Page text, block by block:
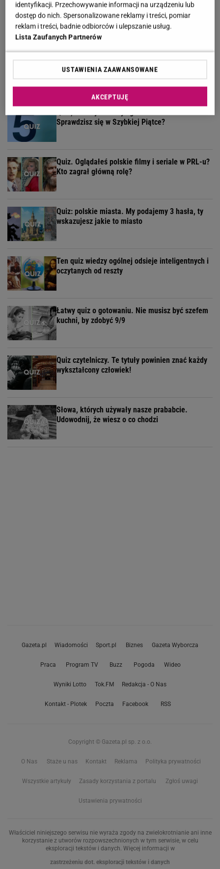
Usunęliśmy jedno słowo z tytułów polskich
filmów. Rozwiążesz bezbłędnie?
Quiz ortograficzny sprawdzi, czy umiesz pisać po
polsku. H czy CH?
Sprawdzisz się w Szybkiej Piątce?
Quiz. Oglądałeś polskie filmy i seriale w PRL-u?
Kto zagrał główną rolę?
Quiz: polskie miasta. My podajemy 3 hasła, ty
wskazujesz jakie to miasto
Ten quiz wiedzy ogólnej odsieje inteligentnych i
oczytanych od reszty
Łatwy quiz o gotowaniu. Nie musisz być szefem
kuchni, by zdobyć 9/9
Quiz czytelniczy. Te tytuły powinien znać każdy
wykształcony człowiek!
Słowa, których używały nasze prababcie.
Udowodnij, że wiesz o co chodzi
Gazeta.pl Wiadomości Sport.pl Biznes Gazeta Wyborcza
Praca Program TV Buzz Pogoda Wideo
Wyniki Lotto Tok.FM Redakcja - O Nas
Kontakt - Plotek Poczta Facebook RSS
Copyright © Gazeta.pl sp. z o.o.
O Nas Staże u nas Kontakt Reklama Polityka prywatności
Wszystkie artykuły Zasady korzystania z portalu Zgłoś uwagi
Ustawienia prywatności
Właściciel niniejszego serwisu nie wyraża zgody na zwielokrotnianie ani inne
korzystanie z utworów rozpowszechnionych w tym serwisie, w celu
eksploracji tekstów i danych. Więcej informacji w
zastrzeżeniu dot. eksploracji tekstów i danych
identyfikacji. Przechowywanie informacji na urządzeniu lub
dostęp do nich. Spersonalizowane reklamy i treści, pomiar
reklam i treści, badnie odbiorców i ulepszanie usług.
Lista Zaufanych Partnerów
USTAWIENIA ZAAWANSOWANE
AKCEPTUJĘ